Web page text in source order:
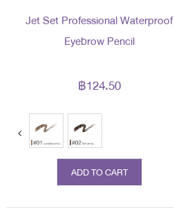
Jet Set Professional Waterproof
Eyebrow Pencil
฿124.50
ADD TO CART